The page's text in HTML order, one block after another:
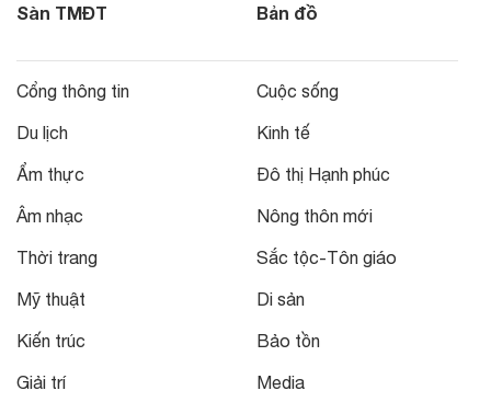
Sàn TMĐT Bản đồ
Cổng thông tin
Du lịch
Ẩm thực
Âm nhạc
Thời trang
Mỹ thuật
Kiến trúc
Giải trí
Cuộc sống
Kinh tế
Đô thị Hạnh phúc
Nông thôn mới
Sắc tộc-Tôn giáo
Di sản
Bảo tồn
Media